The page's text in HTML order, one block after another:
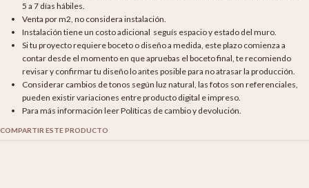
5 a 7 días hábiles.
Venta por m2, no considera instalación.
Instalación tiene un costo adicional seguís espacio y estado del muro.
Si tu proyecto requiere boceto o diseño a medida, este plazo comienza a
contar desde el momento en que apruebas el boceto final, te recomiendo
revisar y confirmar tu diseño lo antes posible para no atrasar la producción.
Considerar cambios de tonos según luz natural, las fotos son referenciales,
pueden existir variaciones entre producto digital e impreso.
Para más información leer Políticas de cambio y devolución.
COMPARTIR ESTE PRODUCTO